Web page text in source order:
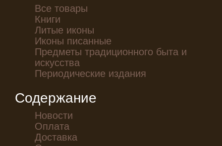
Все товары
Книги
Литые иконы
Иконы писанные
Предметы традиционного быта и
искусства
Периодические издания
Содержание
Новости
Оплата
Доставка